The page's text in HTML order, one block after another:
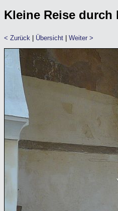
Kleine Reise durch
< Zurück Übersicht Weiter >